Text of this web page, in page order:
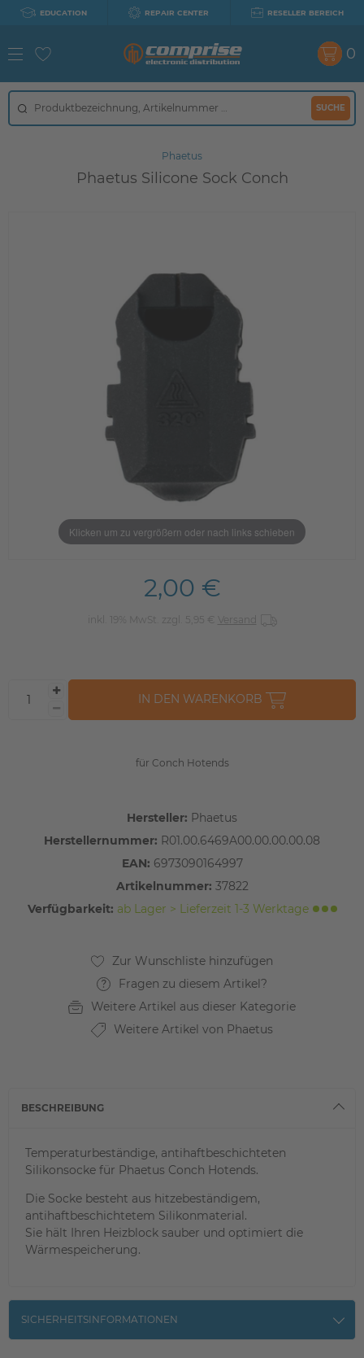
EDUCATION REPAIR CENTER RESELLER BEREICH
SUCHE
0
Phaetus
Phaetus Silicone Sock Conch
Klicken um zu vergrößern oder nach links schieben
für Conch Hotends
Hersteller: Phaetus
Herstellernummer: R01.00.6469A00.00.00.00.08
EAN: 6973090164997
Artikelnummer: 37822
Verfügbarkeit: ab Lager > Lieferzeit 1-3 Werktage
Fragen zu diesem Artikel?
Weitere Artikel aus dieser Kategorie
Weitere Artikel von Phaetus
2,00 €
inkl. 19% MwSt. zzgl. 5,95 € Versand
IN DEN WARENKORB
BESCHREIBUNG
Temperaturbeständige, antihaftbeschichteten
Silikonsocke für Phaetus Conch Hotends.
Die Socke besteht aus hitzebeständigem,
antihaftbeschichtetem Silikonmaterial.
Sie hält Ihren Heizblock sauber und optimiert die
Wärmespeicherung.
SICHERHEITSINFORMATIONEN